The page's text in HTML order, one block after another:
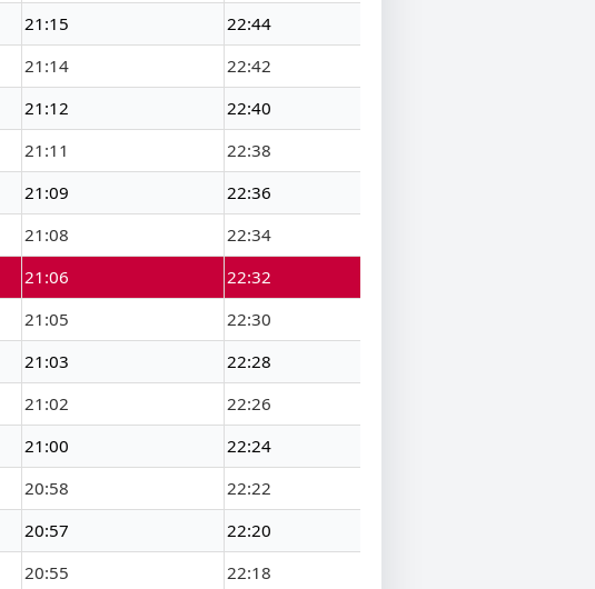
21:15
22:44
21:14
22:42
21:12
22:40
21:11
22:38
21:09
22:36
21:08
22:34
21:06
22:32
21:05
22:30
21:03
22:28
21:02
22:26
21:00
22:24
20:58
22:22
20:57
22:20
20:55
22:18